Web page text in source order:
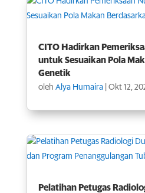
CITO Hadirkan
untuk Sesuaikan Pola
Genetik
oleh Alya Humaira| Okt 12,
Pelatihan Petugas